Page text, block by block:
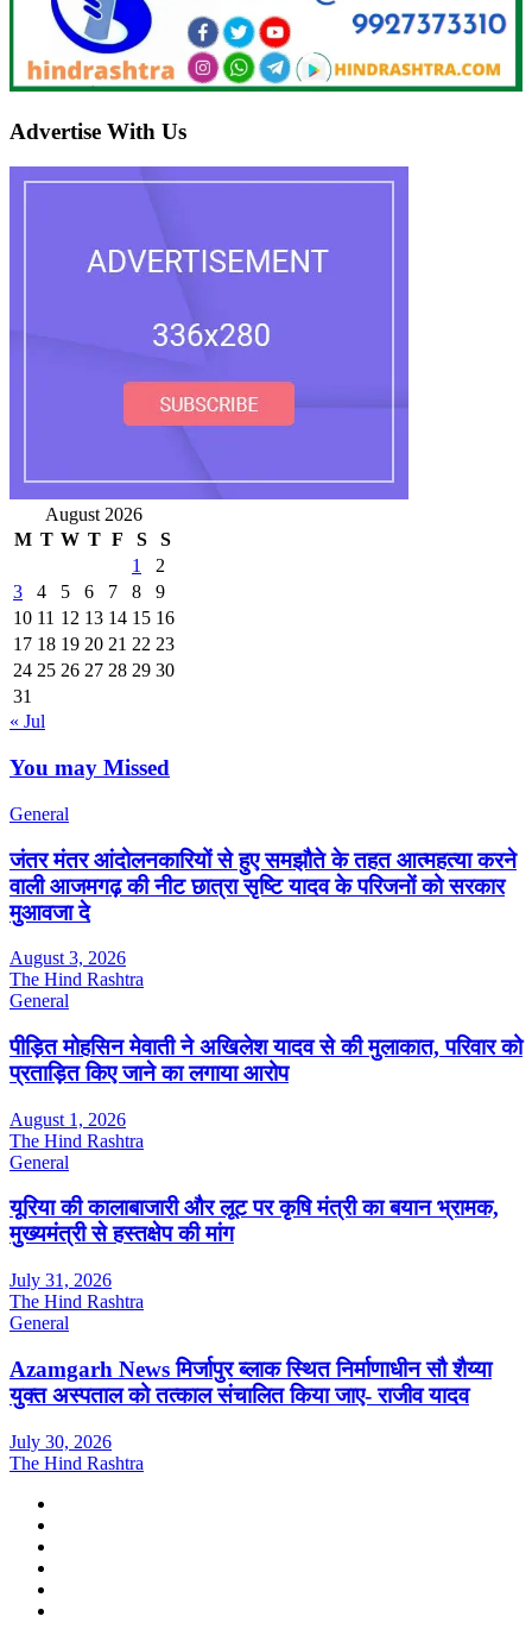
Advertise With Us
August 2026
M T W T F S
S
1
2
3
4 5 6 7 8
9
10 11 12 13 14 15 16
17 18 19 20 21 22 23
24 25 26 27 28 29 30
31
« Jul
You may Missed
General
जंतर मंतर आंदोलनकारियों से हुए समझौते के तहत आत्महत्या करने
वाली आजमगढ़ की नीट छात्रा सृष्टि यादव के परिजनों को सरकार
मुआवजा दे
August 3, 2026
The Hind Rashtra
General
पीड़ित मोहसिन मेवाती ने अखिलेश यादव से की मुलाकात, परिवार को
प्रताड़ित किए जाने का लगाया आरोप
August 1, 2026
The Hind Rashtra
General
यूरिया की कालाबाजारी और लूट पर कृषि मंत्री का बयान भ्रामक,
मुख्यमंत्री से हस्तक्षेप की मांग
July 31, 2026
The Hind Rashtra
General
Azamgarh News मिर्जापुर ब्लाक स्थित निर्माणाधीन सौ शैय्या
युक्त अस्पताल को तत्काल संचालित किया जाए- राजीव यादव
July 30, 2026
The Hind Rashtra